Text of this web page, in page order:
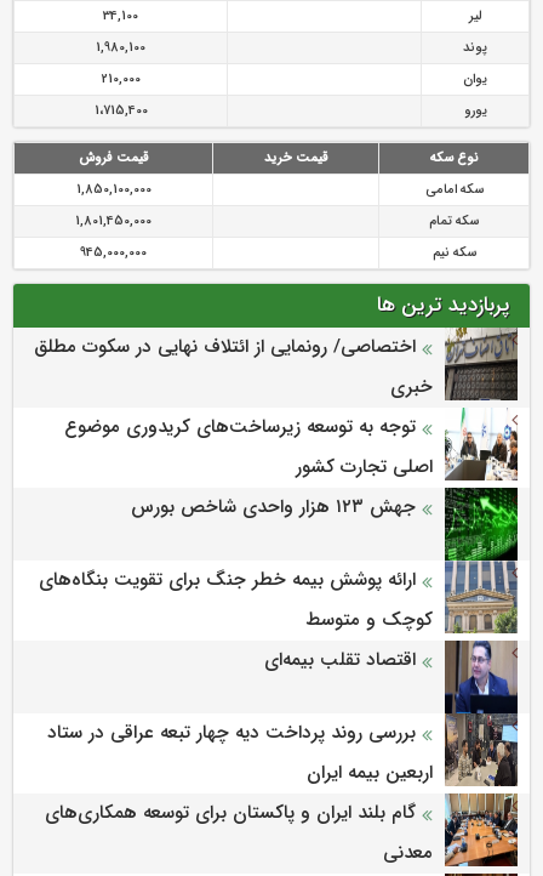
لیر
34,100
پوند
1,980,100
یوان
210,000
یورو
1،715,400
نوع سکه قیمت خرید
قیمت فروش
سکه امامی
1,850,100,000
سکه تمام
1,801,450,000
سکه نیم
945,000,000
پربازدید ترین ها
اختصاصی/ رونمایی از ائتلاف‌ نهایی در سکوت مطلق
خبری
توجه به توسعه زیرساخت‌های کریدوری موضوع
اصلی تجارت کشور
جهش ۱۲۳ هزار واحدی شاخص بورس
ارائه پوشش بیمه خطر جنگ برای تقویت بنگاه‌های
کوچک و متوسط
اقتصاد تقلب بیمه‌ای
بررسی روند پرداخت دیه چهار تبعه عراقی در ستاد
اربعین بیمه ایران
گام بلند ایران و پاکستان برای توسعه همکاری‌های
معدنی